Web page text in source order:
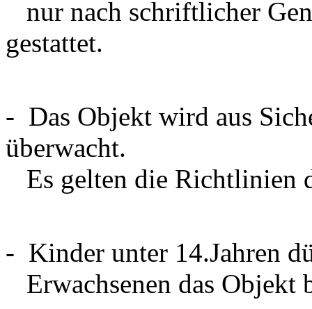
nur nach schriftlicher
gestattet.
- Das Objekt wird aus
überwacht.
Es gelten die Richtlinien
- Kinder unter 14.Jahren
Erwachsenen das Objekt